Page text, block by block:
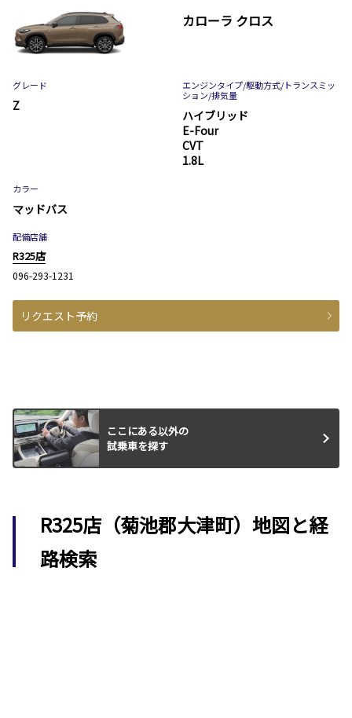
カローラ クロス
グレード
Z
エンジンタイプ/駆動方式/トランスミッ
ション/排気量
ハイブリッド
E-Four
CVT
1.8L
カラー
マッドバス
配備店舗
R325店
096-293-1231
リクエスト予約
ここにある以外の
試乗車を探す
R325店（菊池郡大津町）地図と経
路検索